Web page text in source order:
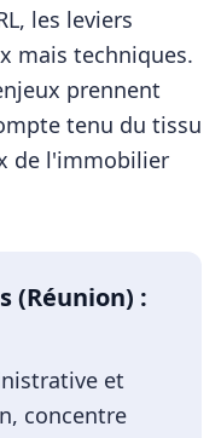
les leviers
mais techniques.
prennent
tenu du tissu
de l'immobilier
(Réunion) :
et
concentre